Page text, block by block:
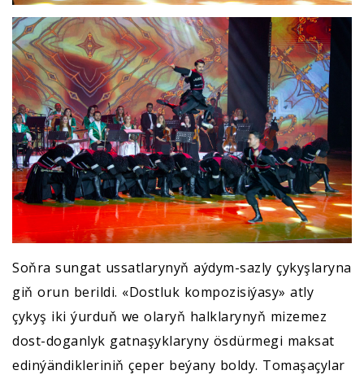
Soňra sungat ussatlarynyň aýdym-sazly çykyşlaryna
giň orun berildi. «Dostluk kompozisiýasy» atly
çykyş iki ýurduň we olaryň halklarynyň mizemez
dost-doganlyk gatnaşyklaryny ösdürmegi maksat
edinýändikleriniň çeper beýany boldy. Tomaşaçylar